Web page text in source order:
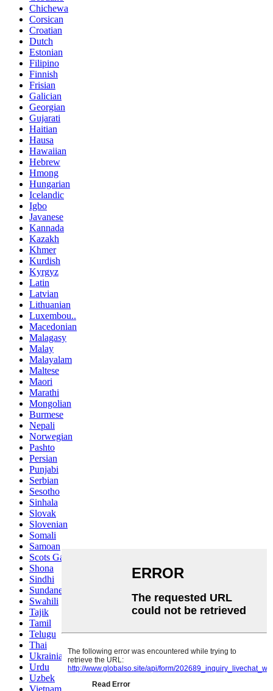
Chichewa
Corsican
Croatian
Dutch
Estonian
Filipino
Finnish
Frisian
Galician
Georgian
Gujarati
Haitian
Hausa
Hawaiian
Hebrew
Hmong
Hungarian
Icelandic
Igbo
Javanese
Kannada
Kazakh
Khmer
Kurdish
Kyrgyz
Latin
Latvian
Lithuanian
Luxembou..
Macedonian
Malagasy
Malay
Malayalam
Maltese
Maori
Marathi
Mongolian
Burmese
Nepali
Norwegian
Pashto
Persian
Punjabi
Serbian
Sesotho
Sinhala
Slovak
Slovenian
Somali
Samoan
Scots Gaelic
Shona
Sindhi
Sundanese
Swahili
Tajik
Tamil
Telugu
Thai
Ukrainian
Urdu
Uzbek
Vietnamese